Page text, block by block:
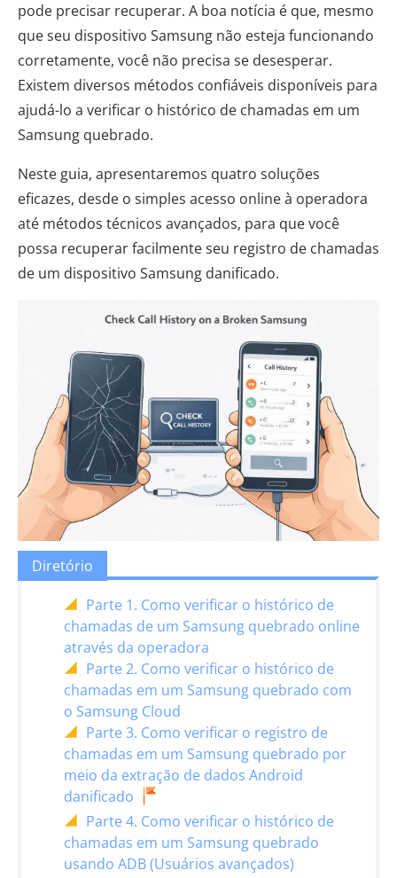
pode precisar recuperar. A boa notícia é que, mesmo
que seu dispositivo Samsung não esteja funcionando
corretamente, você não precisa se desesperar.
Existem diversos métodos confiáveis ​​disponíveis para
ajudá-lo a verificar o histórico de chamadas em um
Samsung quebrado.
Neste guia, apresentaremos quatro soluções
eficazes, desde o simples acesso online à operadora
até métodos técnicos avançados, para que você
possa recuperar facilmente seu registro de chamadas
de um dispositivo Samsung danificado.
Diretório
Parte 1. Como verificar o histórico de
chamadas de um Samsung quebrado online
através da operadora
Parte 2. Como verificar o histórico de
chamadas em um Samsung quebrado com
o Samsung Cloud
Parte 3. Como verificar o registro de
chamadas em um Samsung quebrado por
meio da extração de dados Android
danificado
Parte 4. Como verificar o histórico de
chamadas em um Samsung quebrado
usando ADB (Usuários avançados)